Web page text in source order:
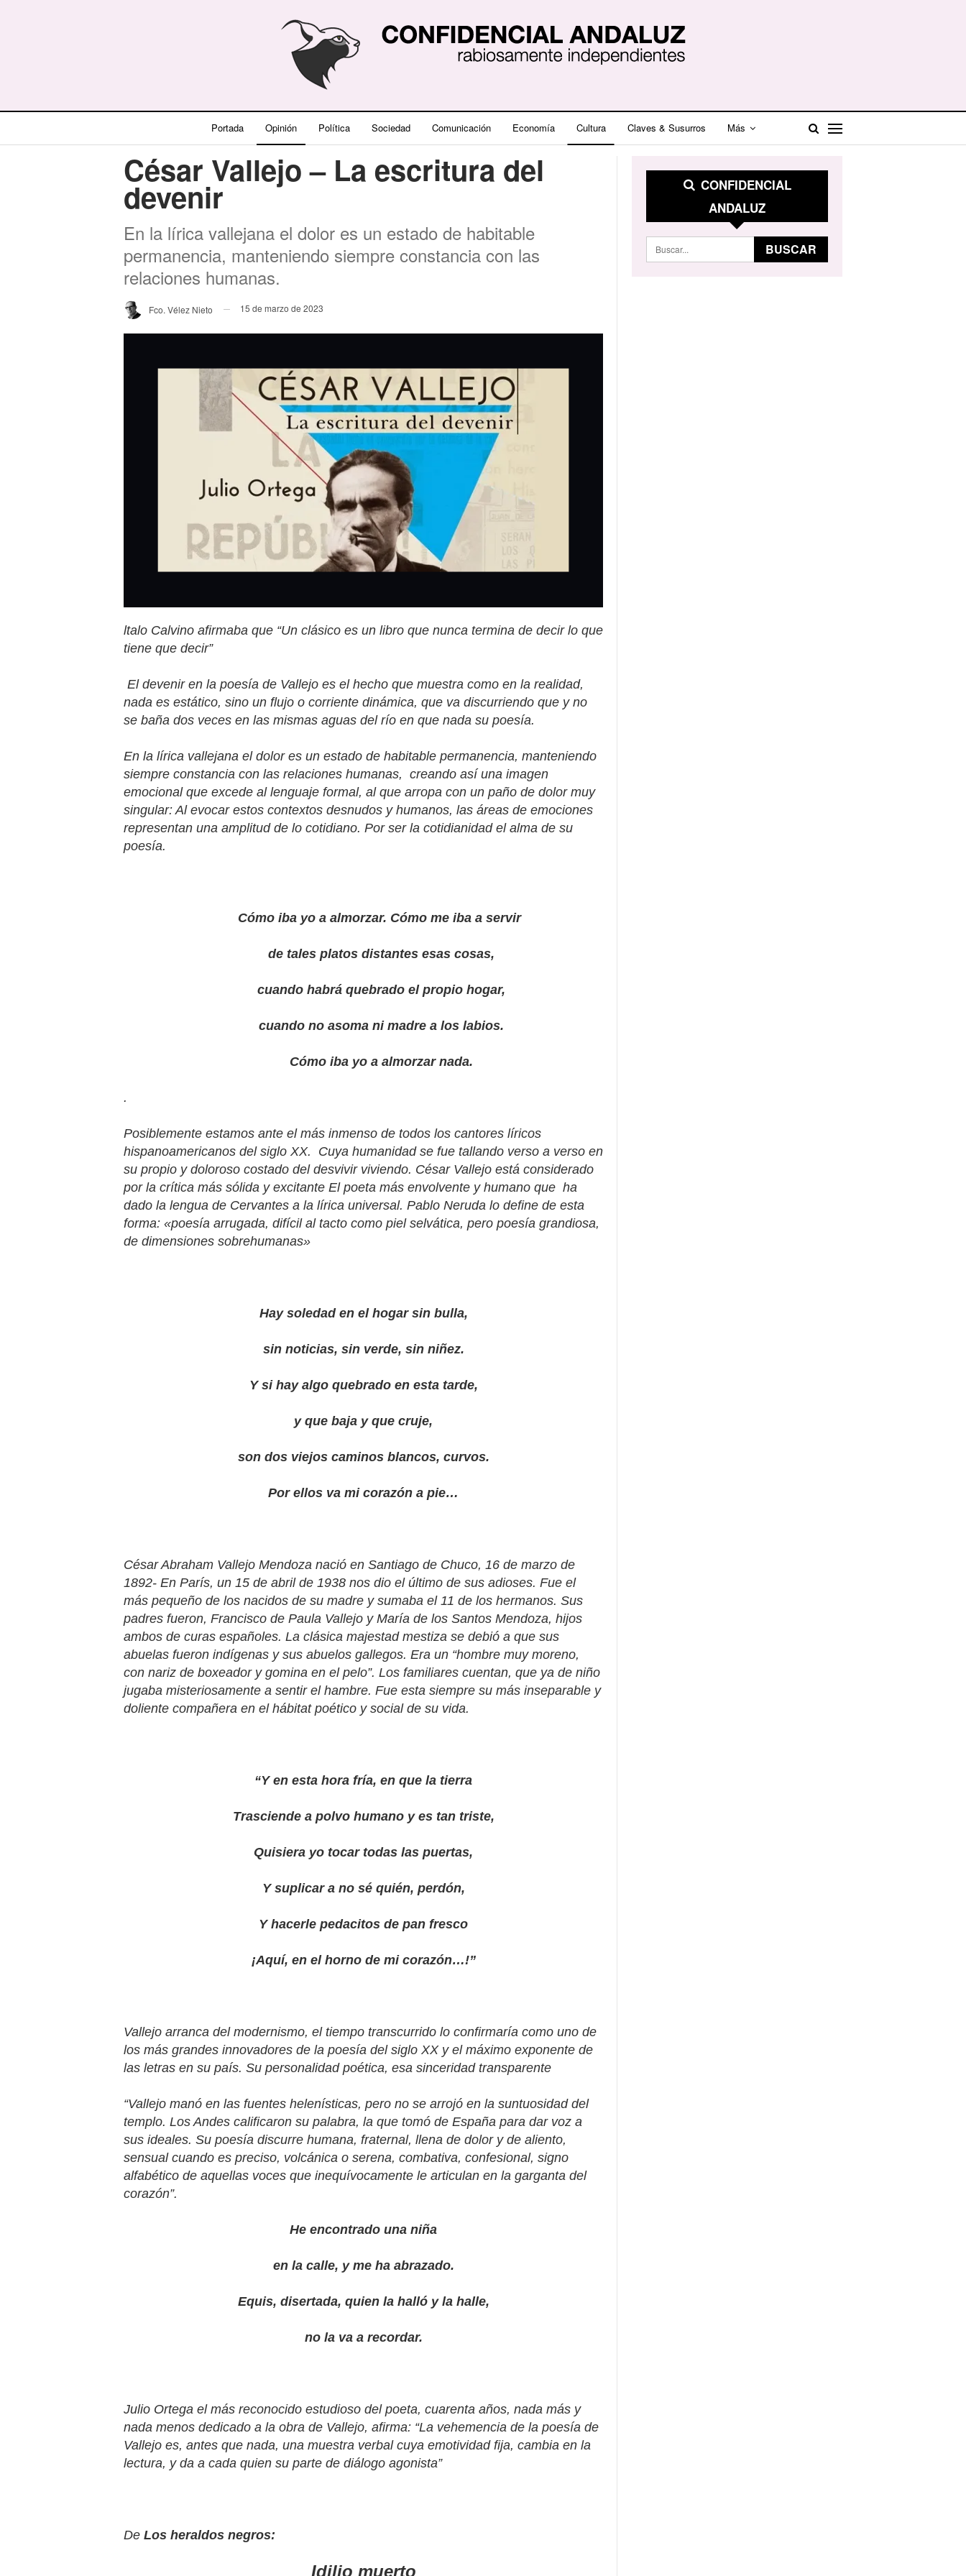
Portada Opinión Política Sociedad Comunicación Economía Cultura Claves & Susurros Más
César Vallejo – La escritura del
devenir
En la lírica vallejana el dolor es un estado de habitable
permanencia, manteniendo siempre constancia con las
relaciones humanas.
Fco. Vélez Nieto 15 de marzo de 2023
ltalo Calvino afirmaba que “Un clásico es un libro que nunca termina de decir lo que
tiene que decir”
El devenir en la poesía de Vallejo es el hecho que muestra como en la realidad,
nada es estático, sino un flujo o corriente dinámica, que va discurriendo que y no
se baña dos veces en las mismas aguas del río en que nada su poesía.
En la lírica vallejana el dolor es un estado de habitable permanencia, manteniendo
siempre constancia con las relaciones humanas, creando así una imagen
emocional que excede al lenguaje formal, al que arropa con un paño de dolor muy
singular: Al evocar estos contextos desnudos y humanos, las áreas de emociones
representan una amplitud de lo cotidiano. Por ser la cotidianidad el alma de su
poesía.
Cómo iba yo a almorzar. Cómo me iba a servir
de tales platos distantes esas cosas,
cuando habrá quebrado el propio hogar,
cuando no asoma ni madre a los labios.
Cómo iba yo a almorzar nada.
.
Posiblemente estamos ante el más inmenso de todos los cantores líricos
hispanoamericanos del siglo XX. Cuya humanidad se fue tallando verso a verso en
su propio y doloroso costado del desvivir viviendo. César Vallejo está considerado
por la crítica más sólida y excitante El poeta más envolvente y humano que ha
dado la lengua de Cervantes a la lírica universal. Pablo Neruda lo define de esta
forma: «poesía arrugada, difícil al tacto como piel selvática, pero poesía grandiosa,
de dimensiones sobrehumanas»
Hay soledad en el hogar sin bulla,
sin noticias, sin verde, sin niñez.
Y si hay algo quebrado en esta tarde,
y que baja y que cruje,
son dos viejos caminos blancos, curvos.
Por ellos va mi corazón a pie…
César Abraham Vallejo Mendoza nació en Santiago de Chuco, 16 de marzo de
1892- En París, un 15 de abril de 1938 nos dio el último de sus adioses. Fue el
más pequeño de los nacidos de su madre y sumaba el 11 de los hermanos. Sus
padres fueron, Francisco de Paula Vallejo y María de los Santos Mendoza, hijos
ambos de curas españoles. La clásica majestad mestiza se debió a que sus
abuelas fueron indígenas y sus abuelos gallegos. Era un “hombre muy moreno,
con nariz de boxeador y gomina en el pelo”. Los familiares cuentan, que ya de niño
jugaba misteriosamente a sentir el hambre. Fue esta siempre su más inseparable y
doliente compañera en el hábitat poético y social de su vida.
“Y en esta hora fría, en que la tierra
Trasciende a polvo humano y es tan triste,
Quisiera yo tocar todas las puertas,
Y suplicar a no sé quién, perdón,
Y hacerle pedacitos de pan fresco
¡Aquí, en el horno de mi corazón…!”
Vallejo arranca del modernismo, el tiempo transcurrido lo confirmaría como uno de
los más grandes innovadores de la poesía del siglo XX y el máximo exponente de
las letras en su país. Su personalidad poética, esa sinceridad transparente
“Vallejo manó en las fuentes helenísticas, pero no se arrojó en la suntuosidad del
templo. Los Andes calificaron su palabra, la que tomó de España para dar voz a
sus ideales. Su poesía discurre humana, fraternal, llena de dolor y de aliento,
sensual cuando es preciso, volcánica o serena, combativa, confesional, signo
alfabético de aquellas voces que inequívocamente le articulan en la garganta del
corazón”.
He encontrado una niña
en la calle, y me ha abrazado.
Equis, disertada, quien la halló y la halle,
no la va a recordar.
Julio Ortega el más reconocido estudioso del poeta, cuarenta años, nada más y
nada menos dedicado a la obra de Vallejo, afirma: “La vehemencia de la poesía de
Vallejo es, antes que nada, una muestra verbal cuya emotividad fija, cambia en la
lectura, y da a cada quien su parte de diálogo agonista”
De Los heraldos negros:
Idilio muerto
CONFIDENCIAL
ANDALUZ